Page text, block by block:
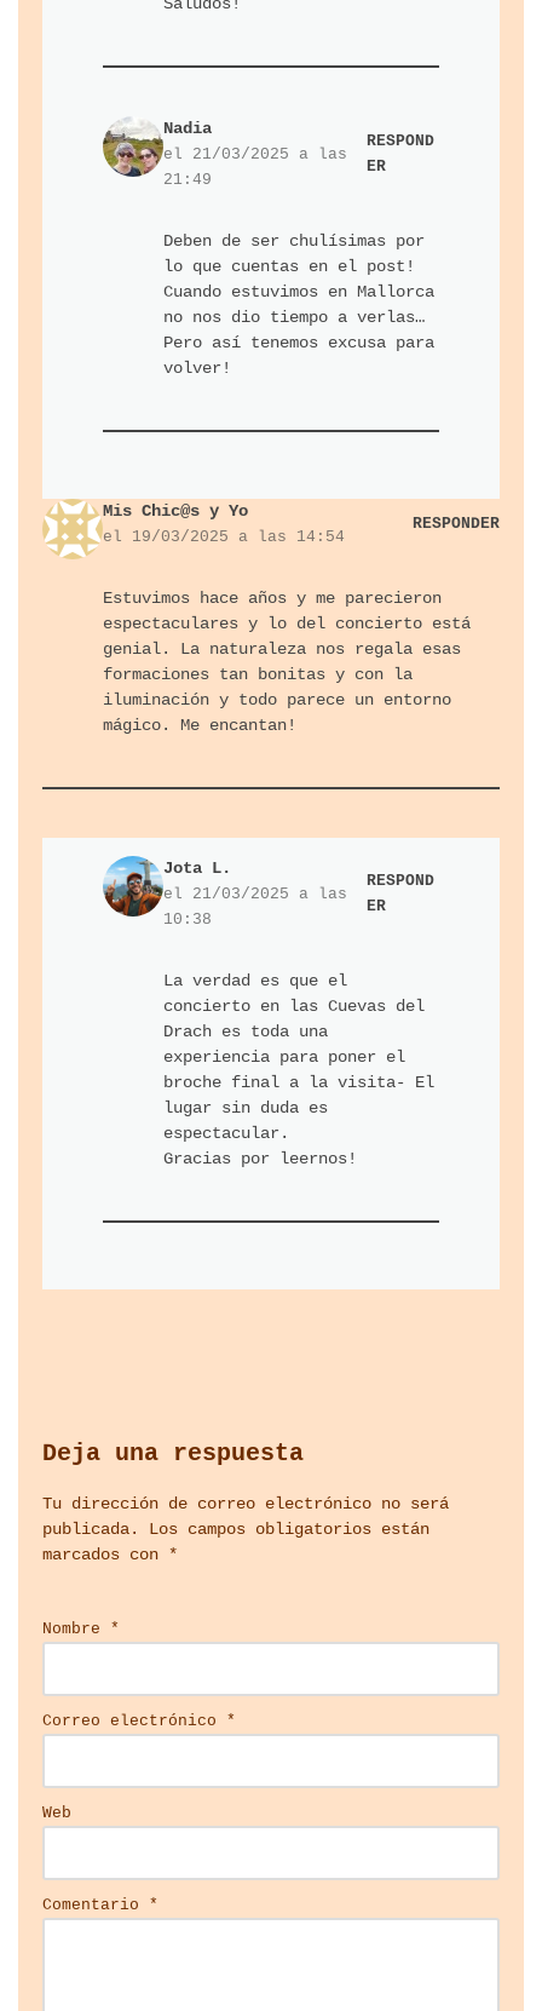
Nadia
el 21/03/2025 a las
21:49
RESPOND
ER
Deben de ser chulísimas por
lo que cuentas en el post!
Cuando estuvimos en Mallorca
no nos dio tiempo a verlas…
Pero así tenemos excusa para
volver!
Mis Chic@s y Yo
el 19/03/2025 a las 14:54
RESPONDER
Estuvimos hace años y me parecieron
espectaculares y lo del concierto está
genial. La naturaleza nos regala esas
formaciones tan bonitas y con la
iluminación y todo parece un entorno
mágico. Me encantan!
Jota L.
el 21/03/2025 a las
10:38
RESPOND
ER
La verdad es que el
concierto en las Cuevas del
Drach es toda una
experiencia para poner el
broche final a la visita- El
lugar sin duda es
espectacular.
Gracias por leernos!
Deja una respuesta
Tu dirección de correo electrónico no será
publicada.
Los campos obligatorios están
marcados con *
Nombre *
Correo electrónico *
Web
Comentario *